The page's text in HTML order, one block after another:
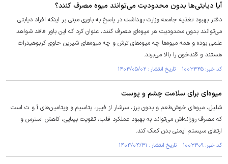
آیا دیابتی‌ها بدون محدودیت می‌توانند میوه مصرف کنند؟
دفتر بهبود تغذیه جامعه وزارت بهداشت در پاسخ به باوری مبنی بر اینکه افراد دیابتی
می‌توانند بدون محدودیت هر میوه‌ای مصرف کنند، عنوان کرد که این باور فاقد شواهد
علمی بوده و همه میوه‌ها چه میوه‌های ترش و چه میوه‌های شیرین حاوی کربوهیدرات
هستند و قندخون را بالا می‌برند.
کد خبر: ۱۰۰۳۴۴۵ تاریخ انتشار : ۱۴۰۴/۰۵/۰۲
میوه‌ای برای سلامت چشم و پوست
شلیل، میوه‌ای خوش‌طعم و بدون پرز، سرشار از فیبر، پتاسیم و ویتامین‌های آ و ث است
که مصرف روزانه‌اش می‌تواند به بهبود عملکرد قلب، تقویت بینایی، کاهش استرس و
ارتقای سیستم ایمنی بدن کمک کند.
کد خبر: ۱۰۰۳۳۰۹ تاریخ انتشار : ۱۴۰۴/۰۴/۳۱